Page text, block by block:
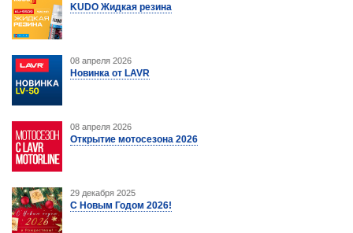
KUDO Жидкая резина
08 апреля 2026
Новинка от LAVR
08 апреля 2026
Открытие мотосезона 2026
29 декабря 2025
С Новым Годом 2026!